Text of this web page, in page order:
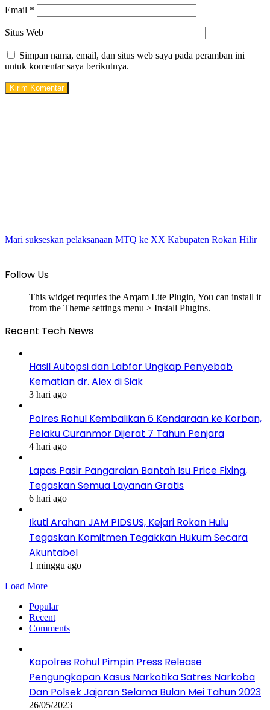
Email *
Situs Web
Simpan nama, email, dan situs web saya pada peramban ini
untuk komentar saya berikutnya.
Mari sukseskan pelaksanaan MTQ ke XX Kabupaten Rokan Hilir
Follow Us
This widget requries the Arqam Lite Plugin, You can install it
from the Theme settings menu > Install Plugins.
Recent Tech News
Hasil Autopsi dan Labfor Ungkap Penyebab
Kematian dr. Alex di Siak
3 hari ago
Polres Rohul Kembalikan 6 Kendaraan ke Korban,
Pelaku Curanmor Dijerat 7 Tahun Penjara
4 hari ago
Lapas Pasir Pangaraian Bantah Isu Price Fixing,
Tegaskan Semua Layanan Gratis
6 hari ago
Ikuti Arahan JAM PIDSUS, Kejari Rokan Hulu
Tegaskan Komitmen Tegakkan Hukum Secara
Akuntabel
1 minggu ago
Load More
Popular
Recent
Comments
Kapolres Rohul Pimpin Press Release
Pengungkapan Kasus Narkotika Satres Narkoba
Dan Polsek Jajaran Selama Bulan Mei Tahun 2023
26/05/2023